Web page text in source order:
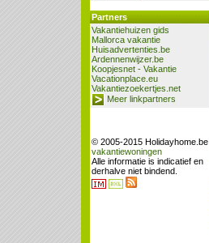
Partners
Vakantiehuizen gids
Mallorca vakantie
Huisadvertenties.be
Ardennenwijzer.be
Koopjesnet - Vakantie
Vacationplace.eu
Vakantiezoekertjes.net
Meer linkpartners
© 2005-2015 Holidayhome.be
vakantiewoningen
Alle informatie is indicatief en
derhalve niet bindend.